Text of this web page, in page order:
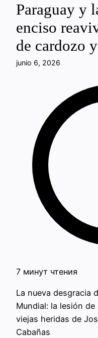
Paraguay y
enciso
de cardozo
junio 6, 2026
7 минут чтения
La nueva desgracia
Mundial: la lesión
viejas heridas de
Cabañas